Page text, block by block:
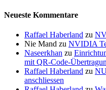
Neueste Kommentare
Raffael Haberland zu
Nie Mand zu NVIDIA
Naseerkhan zu
mit QR-Code-
Raffael Haberland zu
anschliessen